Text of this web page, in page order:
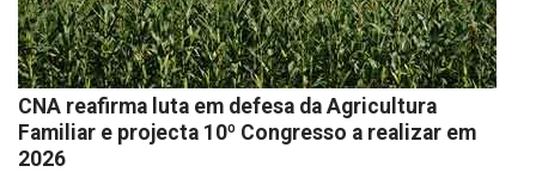
CNA reafirma luta em defesa da Agricultura
Familiar e projecta 10º Congresso a realizar em
2026